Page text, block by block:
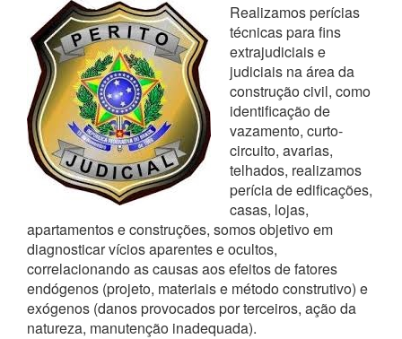
Realizamos perícias
técnicas para fins
extrajudiciais e
judiciais na área da
construção civil, como
identificação de
vazamento, curto-
circuito, avarias,
telhados, realizamos
perícia de edificações,
casas, lojas,
apartamentos e construções, somos objetivo em
diagnosticar vícios aparentes e ocultos,
correlacionando as causas aos efeitos de fatores
endógenos (projeto, materiais e método construtivo) e
exógenos (danos provocados por terceiros, ação da
natureza, manutenção inadequada).